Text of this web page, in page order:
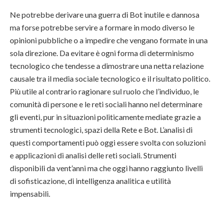
Ne potrebbe derivare una guerra di Bot inutile e dannosa
ma forse potrebbe servire a formare in modo diverso le
opinioni pubbliche o a impedire che vengano formate in una
sola direzione. Da evitare è ogni forma di determinismo
tecnologico che tendesse a dimostrare una netta relazione
causale tra il media sociale tecnologico e il risultato politico.
Più utile al contrario ragionare sul ruolo che l’individuo, le
comunità di persone e le reti sociali hanno nel determinare
gli eventi, pur in situazioni politicamente mediate grazie a
strumenti tecnologici, spazi della Rete e Bot. L’analisi di
questi comportamenti può oggi essere svolta con soluzioni
e applicazioni di analisi delle reti sociali. Strumenti
disponibili da vent’anni ma che oggi hanno raggiunto livelli
di sofisticazione, di intelligenza analitica e utilità
impensabili.